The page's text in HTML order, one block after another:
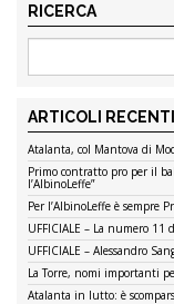
RICERCA
ARTICOLI RECENTI
Atalanta, col Mantova di
Primo contratto pro per il
l’AlbinoLeffe”
Per l’AlbinoLeffe è sempre
UFFICIALE – La numero
UFFICIALE – Alessandro
La Torre, nomi importanti
Atalanta in lutto: è